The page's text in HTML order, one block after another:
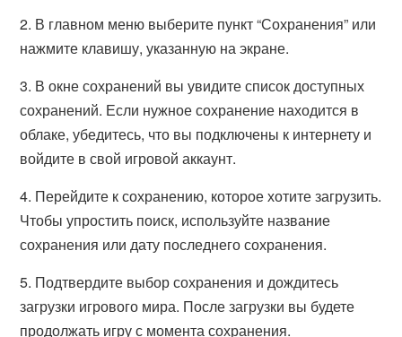
2. В главном меню выберите пункт “Сохранения” или
нажмите клавишу, указанную на экране.
3. В окне сохранений вы увидите список доступных
сохранений. Если нужное сохранение находится в
облаке, убедитесь, что вы подключены к интернету и
войдите в свой игровой аккаунт.
4. Перейдите к сохранению, которое хотите загрузить.
Чтобы упростить поиск, используйте название
сохранения или дату последнего сохранения.
5. Подтвердите выбор сохранения и дождитесь
загрузки игрового мира. После загрузки вы будете
продолжать игру с момента сохранения.